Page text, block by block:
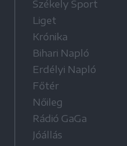
Székely Sport
Liget
Krónika
Bihari Napló
Erdélyi Napló
Főtér
Nőileg
Rádió GaGa
Jóállás